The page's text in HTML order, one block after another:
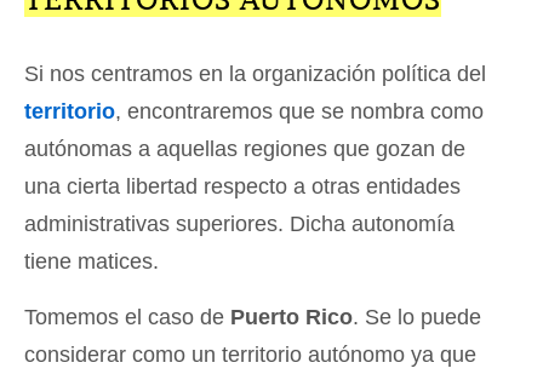
Si nos centramos en la organización política del
territorio, encontraremos que se nombra como
autónomas a aquellas regiones que gozan de
una cierta libertad respecto a otras entidades
administrativas superiores. Dicha autonomía
tiene matices.
Tomemos el caso de Puerto Rico. Se lo puede
considerar como un territorio autónomo ya que